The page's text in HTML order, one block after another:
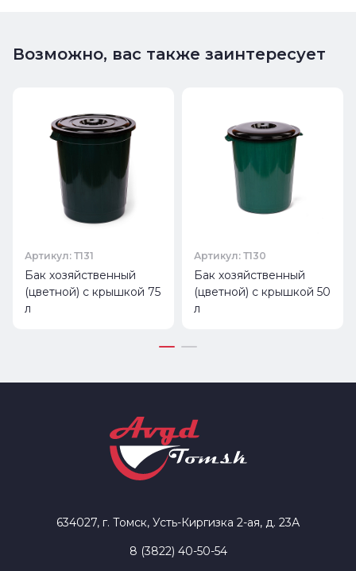
Возможно, вас также заинтересует
Артикул: Т131
Бак хозяйственный
(цветной) с крышкой 75
л
Артикул: Т130
Бак хозяйственный
(цветной) с крышкой 50
л
634027, г. Томск, Усть-Киргизка 2-ая, д. 23А
8 (3822) 40-50-54